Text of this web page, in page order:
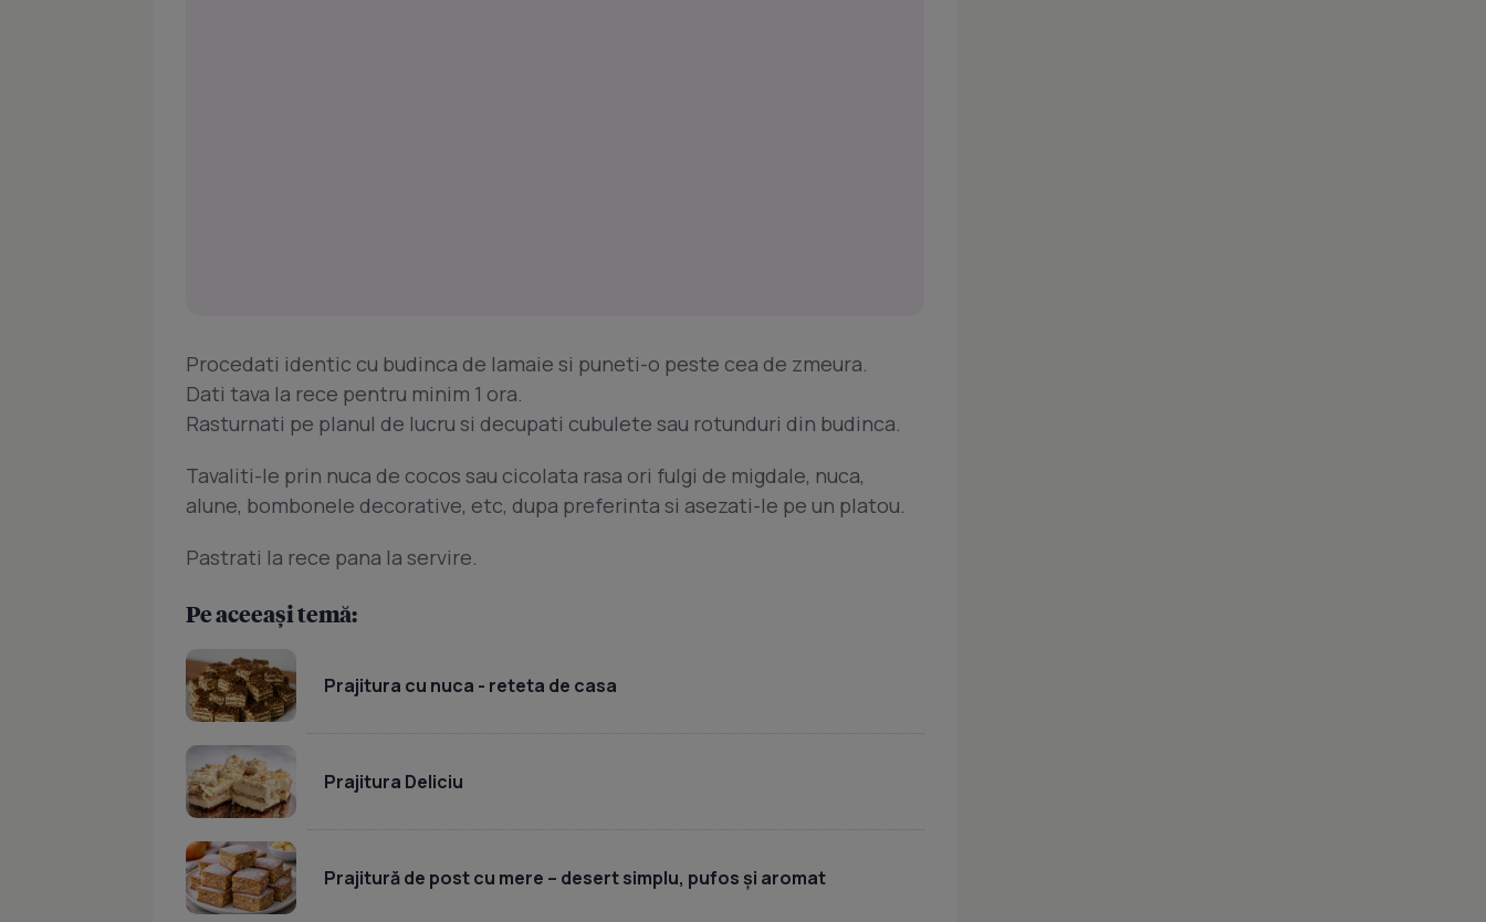
Procedati identic cu budinca de lamaie si puneti-o peste cea de zmeura.
Dati tava la rece pentru minim 1 ora.
Rasturnati pe planul de lucru si decupati cubulete sau rotunduri din budinca.
Tavaliti-le prin nuca de cocos sau cicolata rasa ori fulgi de migdale, nuca,
alune, bombonele decorative, etc, dupa preferinta si asezati-le pe un platou.
Pastrati la rece pana la servire.
Pe aceeași temă:
Prajitura cu nuca - reteta de casa
Prajitura Deliciu
Prajitură de post cu mere – desert simplu, pufos și aromat